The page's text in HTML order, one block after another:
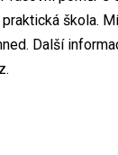
škola.
Další